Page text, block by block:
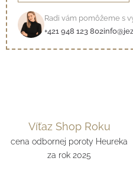
Radi vám pomôžeme s
+421 948 123 802
Víťaz Shop Roku
cena odbornej poroty Heureka
za rok 2025